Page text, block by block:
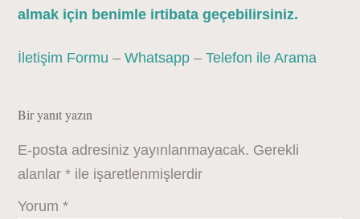
almak için benimle irtibata geçebilirsiniz.
İletişim Formu –Whatsapp –Telefon ile Arama
Bir yanıt yazın
E-posta adresiniz yayınlanmayacak. Gerekli
alanlar* ile işaretlenmişlerdir
Yorum*